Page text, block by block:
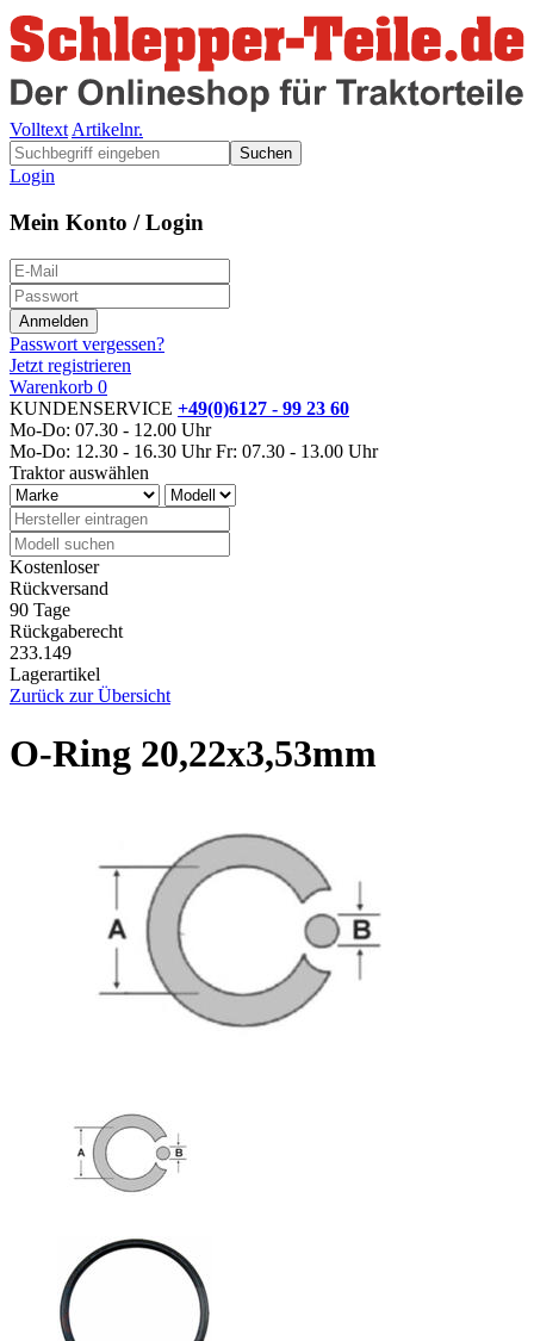
Volltext Artikelnr.
Suchen
Login
Mein Konto / Login
Passwort vergessen?
Jetzt registrieren
Warenkorb 0
KUNDENSERVICE +49(0)6127 - 99 23 60
Mo-Do: 07.30 - 12.00 Uhr
Mo-Do: 12.30 - 16.30 Uhr Fr: 07.30 - 13.00 Uhr
Traktor auswählen
Kostenloser
Rückversand
90 Tage
Rückgaberecht
233.149
Lagerartikel
Zurück zur Übersicht
O-Ring 20,22x3,53mm